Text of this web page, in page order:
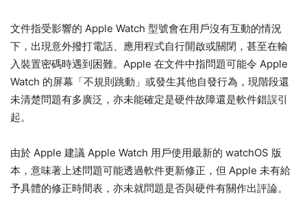
文件指受影響的 Apple Watch 型號會在用戶沒有互動的情況
下，出現意外撥打電話、應用程式自行開啟或關閉，甚至在輸
入裝置密碼時遇到困難。Apple 在文件中指問題可能令 Apple
Watch 的屏幕「不規則跳動」或發生其他自發行為，現階段還
未清楚問題有多廣泛，亦未能確定是硬件故障還是軟件錯誤引
起。
由於 Apple 建議 Apple Watch 用戶使用最新的 watchOS 版
本，意味著上述問題可能透過軟件更新修正，但 Apple 未有給
予具體的修正時間表，亦未就問題是否與硬件有關作出評論。